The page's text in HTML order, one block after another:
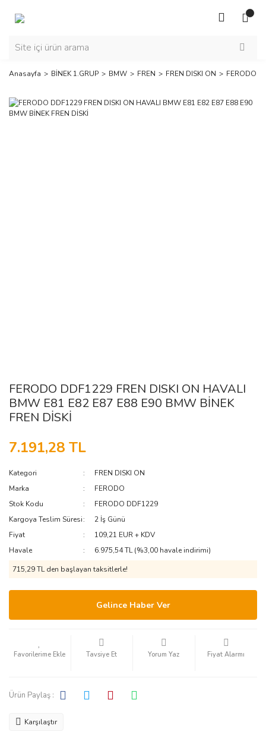
Anasayfa BİNEK 1.GRUP BMW FREN FREN DISKI ON FERODO
FERODO DDF1229 FREN DISKI ON HAVALI
BMW E81 E82 E87 E88 E90 BMW BİNEK
FREN DİSKİ
7.191,28 TL
Kategori
FREN DISKI ON
Marka
FERODO
Stok Kodu
FERODO DDF1229
Kargoya Teslim Süresi
2 İş Günü
Fiyat
109,21 EUR + KDV
Havale
6.975,54 TL (%3,00 havale indirimi)
715,29 TL den başlayan taksitlerle!
Gelince Haber Ver
Tavsiye Et Yorum Yaz Fiyat Alarmı
Ürün Paylaş :
Karşılaştır